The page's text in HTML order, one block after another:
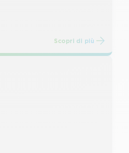
Scopri di più